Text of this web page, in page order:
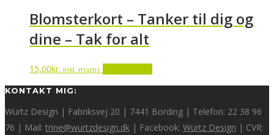
Blomsterkort – Tanker til dig og
dine – Tak for alt
15,00kr. Inkl. moms
KONTAKT MIG:
Würtz Design | Fabriksvej 20 | 7441 Bording | Telefon: 22 38 96
76 | Mail: trine@wurtzdesign.dk | Facebook: Würtz Design | CVR: